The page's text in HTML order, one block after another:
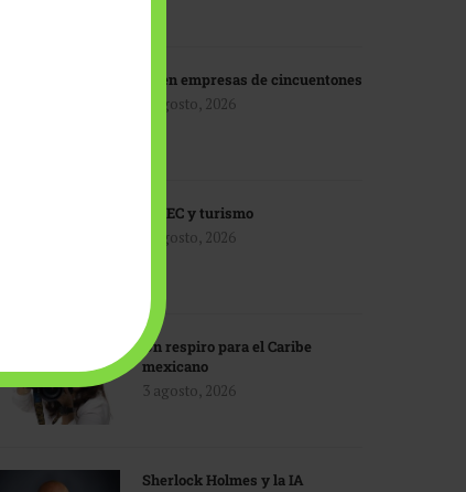
IA en empresas de cincuentones
3 agosto, 2026
TMEC y turismo
3 agosto, 2026
Un respiro para el Caribe
mexicano
3 agosto, 2026
Sherlock Holmes y la IA